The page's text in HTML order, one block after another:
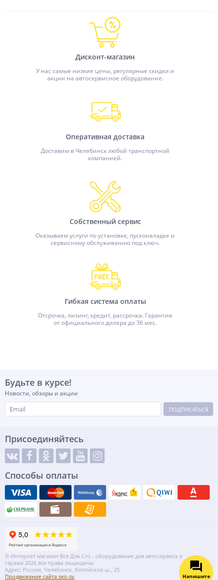
Дисконт-магазин
У нас самые низкие цены, регулярные скидки и
акции на автосервисное оборудование.
Оперативная доставка
Доставим в Челябинск любой транспортной
компанией.
Собственный сервис
Оказываем услуги по установке, пусконаладке и
сервисному обслуживанию под ключ.
Гибкая система оплаты
Отсрочка, лизинг, кредит, рассрочка. Гарантия
от официального дилера до 36 мес.
Будьте в курсе!
Новости, обзоры и акции
ПОДПИСАТЬСЯ
Присоединяйтесь
Способы оплаты
© Интернет магазин Все Для Сто - оборудование для автосервиса и
гаража 2026 все права защищены
Адрес: Россия, Челябинск, Копейское ш., 25
Продвижение сайта seo-sv
Напишите